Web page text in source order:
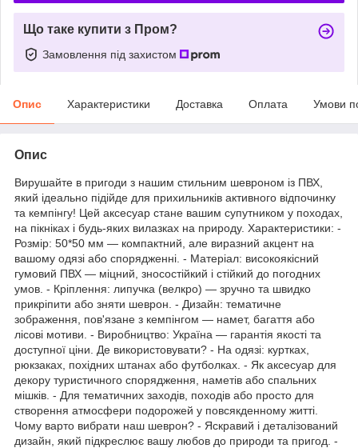
Що таке купити з Пром?
Замовлення під захистом
Опис Характеристики Доставка Оплата Умови
Опис
Вирушайте в пригоди з нашим стильним шевроном із ПВХ,
який ідеально підійде для прихильників активного відпочинку
та кемпінгу! Цей аксесуар стане вашим супутником у походах,
на пікніках і будь-яких вилазках на природу. Характеристики: -
Розмір: 50*50 мм — компактний, але виразний акцент на
вашому одязі або спорядженні. - Матеріал: високоякісний
гумовий ПВХ — міцний, зносостійкий і стійкий до погодних
умов. - Кріплення: липучка (велкро) — зручно та швидко
прикріпити або зняти шеврон. - Дизайн: тематичне
зображення, пов'язане з кемпінгом — намет, багаття або
лісові мотиви. - Виробництво: Україна — гарантія якості та
доступної ціни. Де використовувати? - На одязі: куртках,
рюкзаках, похідних штанах або футболках. - Як аксесуар для
декору туристичного спорядження, наметів або спальних
мішків. - Для тематичних заходів, походів або просто для
створення атмосфери подорожей у повсякденному житті.
Чому варто вибрати наш шеврон? - Яскравий і деталізований
дизайн, який підкреслює вашу любов до природи та пригод. -